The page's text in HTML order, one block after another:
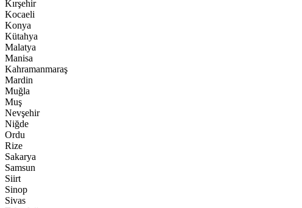
Kırşehir
Kocaeli
Konya
Kütahya
Malatya
Manisa
Kahramanmaraş
Mardin
Muğla
Muş
Nevşehir
Niğde
Ordu
Rize
Sakarya
Samsun
Siirt
Sinop
Sivas